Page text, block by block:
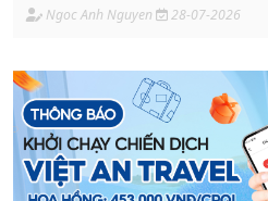
Ngoc Anh Nguyen 28-07-2026